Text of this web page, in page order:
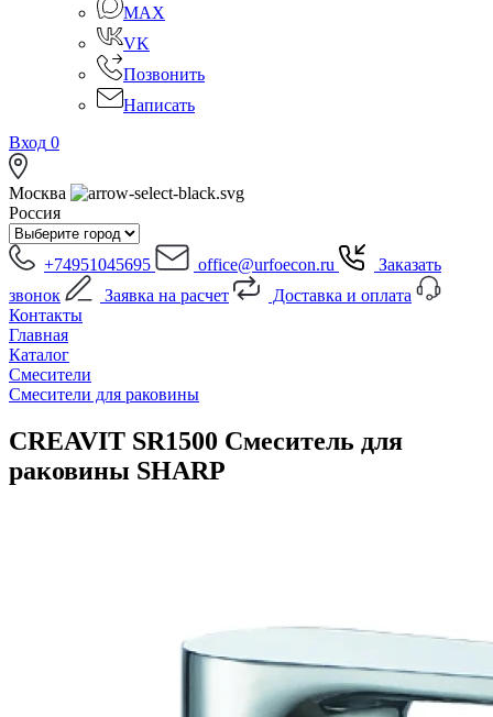
MAX
VK
Позвонить
Написать
Вход 0
Москва
Россия
+74951045695 office@urfoecon.ru
Заказать
звонок
Заявка на расчет
Доставка и оплата
Контакты
Главная
Каталог
Смесители
Смесители для раковины
CREAVIT SR1500 Cмеситель для
раковины SHARP